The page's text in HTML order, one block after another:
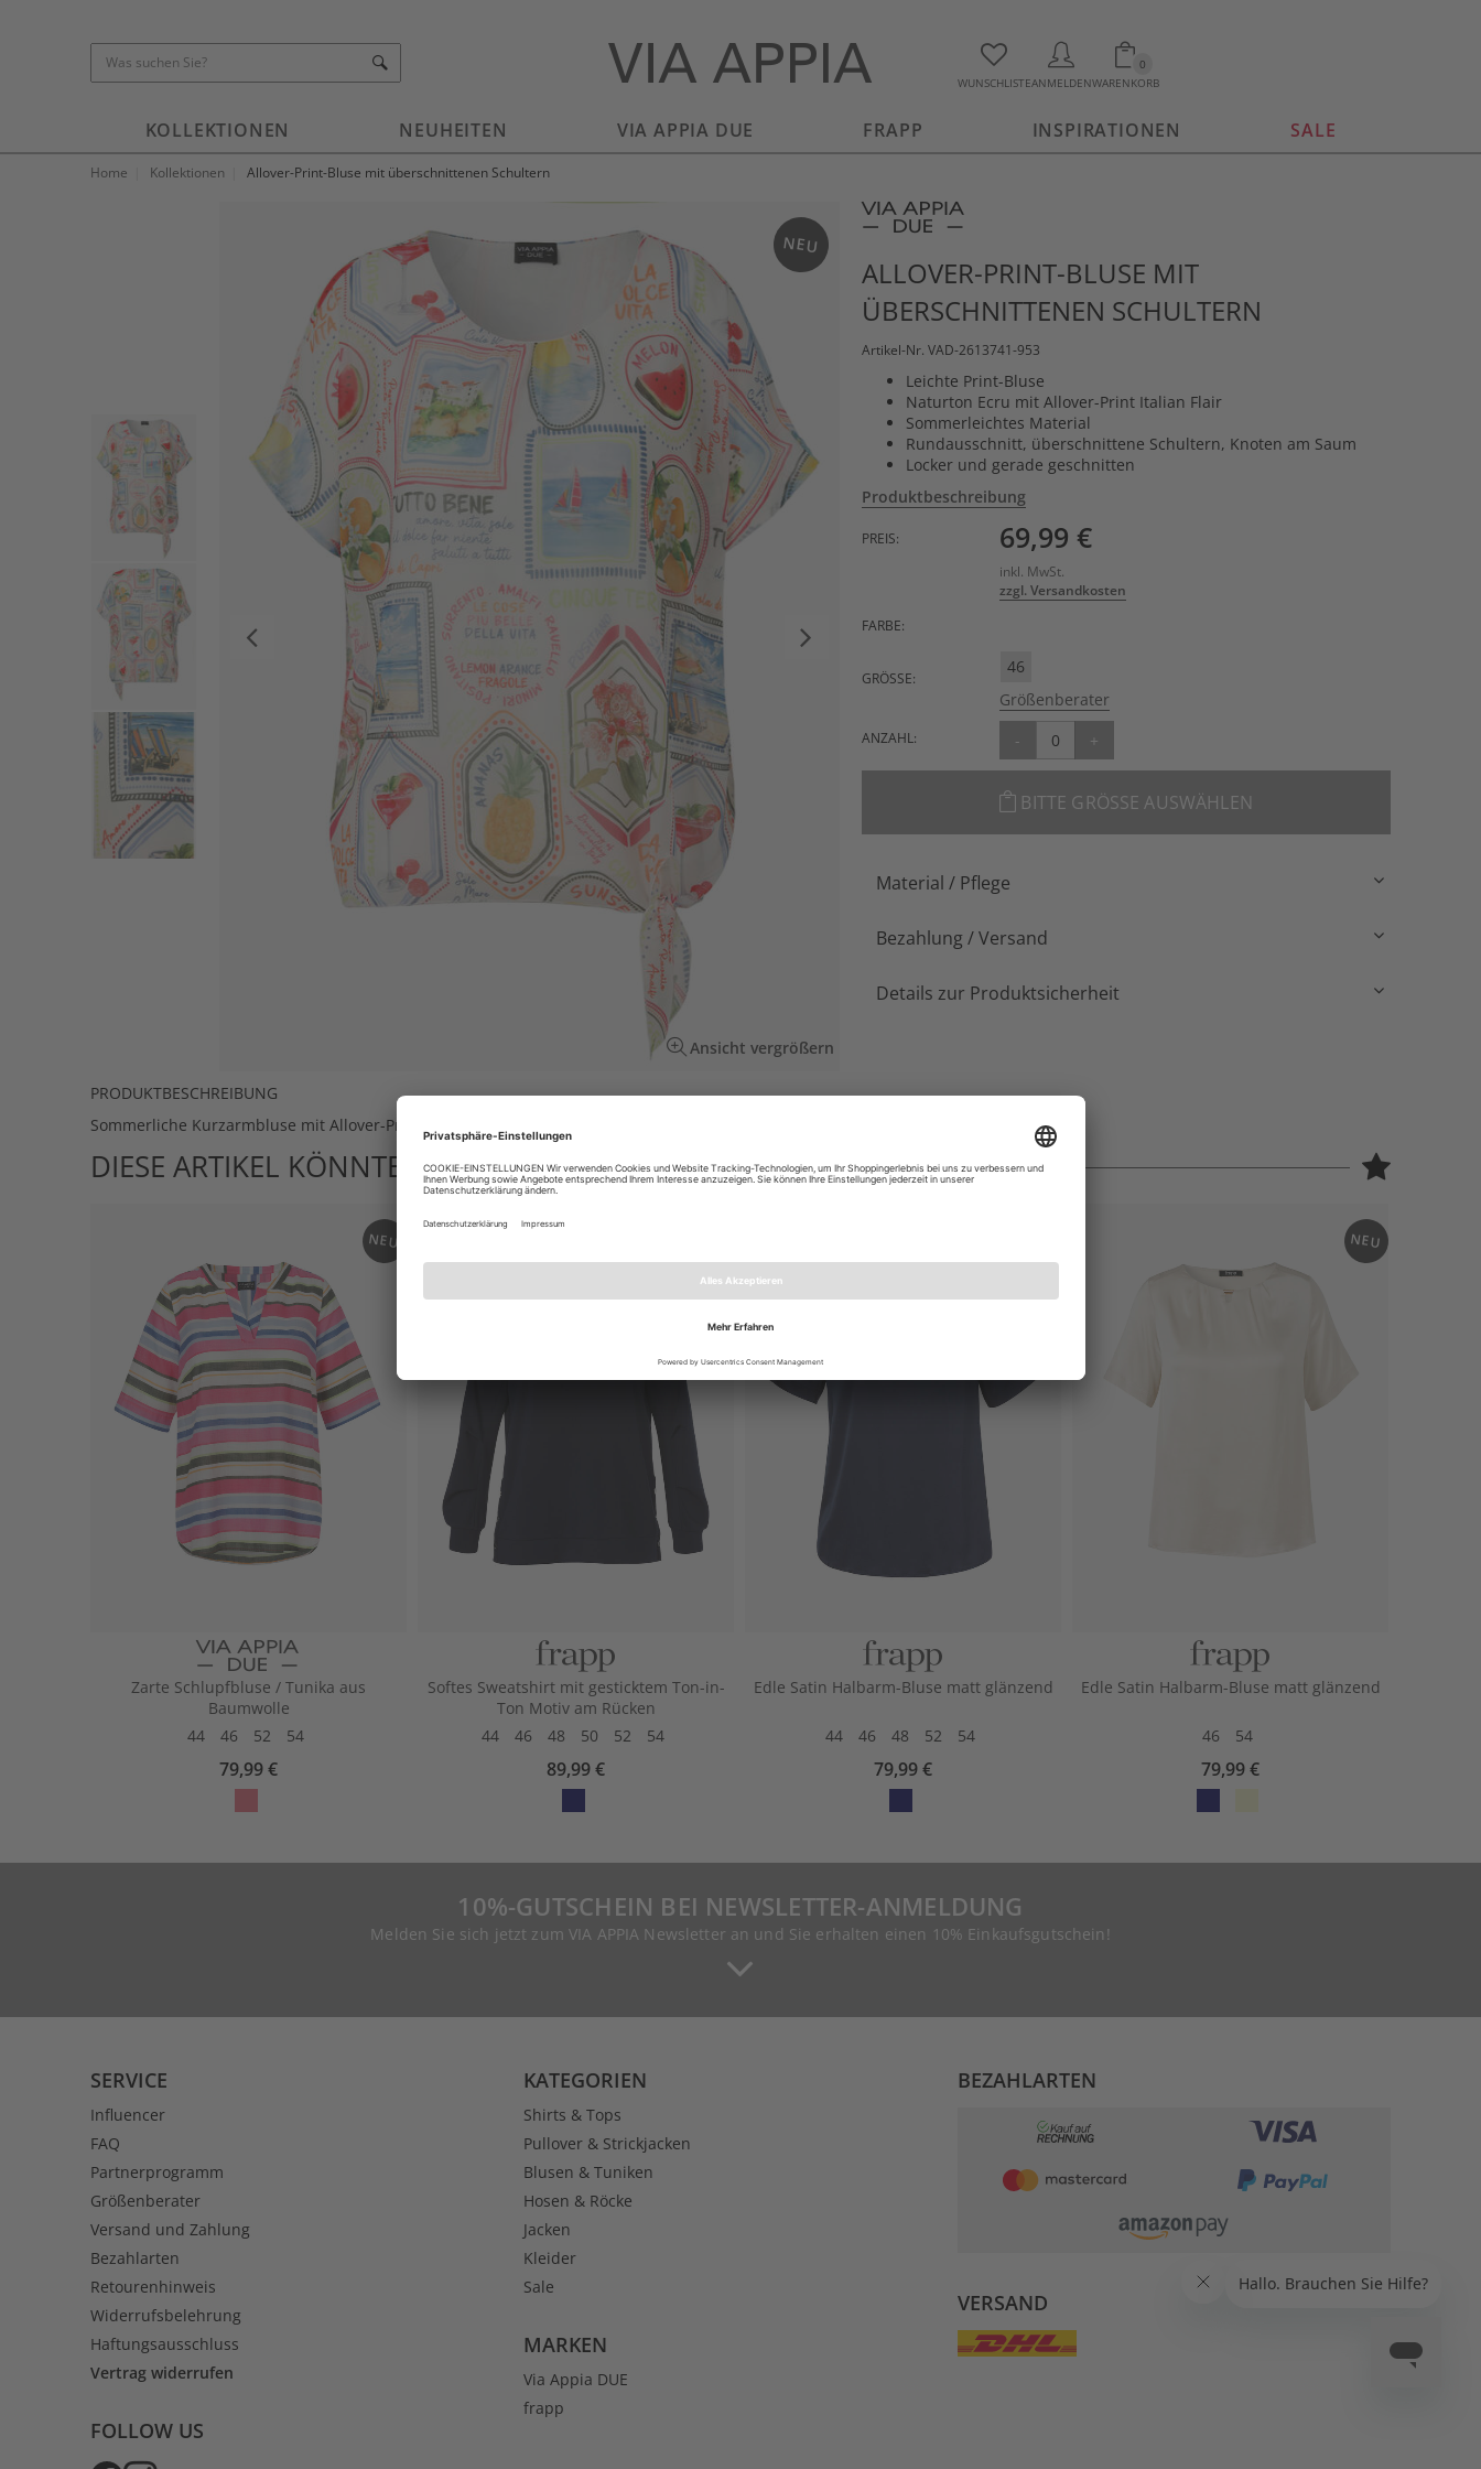
WUNSCHLISTEANMELDEN
0
WARENKORB
KOLLEKTIONEN NEUHEITEN VIA APPIA DUE FRAPP INSPIRATIONEN SALE
Home Kollektionen Allover-Print-Bluse mit überschnittenen Schultern
NEU
Ansicht vergrößern
PRODUKTBESCHREIBUNG
Sommerliche Kurzarmbluse mit Allover-Print aus Motiven und Slogans mit italienischem Flair.
ALLOVER-PRINT-BLUSE MIT
ÜBERSCHNITTENEN SCHULTERN
Artikel-Nr. VAD-2613741-953
Leichte Print-Bluse
Naturton Ecru mit Allover-Print Italian Flair
Sommerleichtes Material
Rundausschnitt, überschnittene Schultern, Knoten am Saum
Locker und gerade geschnitten
Produktbeschreibung
PREIS: 69,99 €
inkl. MwSt.
zzgl. Versandkosten
FARBE:
GRÖSSE:
46
Größenberater
ANZAHL: - +
BITTE GRÖSSE AUSWÄHLEN
Material / Pflege
Bezahlung / Versand
Details zur Produktsicherheit
DIESE ARTIKEL KÖNNTEN IHNEN AUCH GEFALLEN
NEU
Zarte Schlupfbluse / Tunika aus
Baumwolle
44
46 52 54
79,99 €
Softes Sweatshirt mit gesticktem Ton-in-
Ton Motiv am Rücken
44
46 48 50 52 54
89,99 €
Edle Satin Halbarm-Bluse matt glänzend
44 46 48 52 54
79,99 €
NEU
Edle Satin Halbarm-Bluse matt glänzend
46 54
79,99 €
10%-GUTSCHEIN BEI NEWSLETTER-ANMELDUNG
Melden Sie sich jetzt zum VIA APPIA Newsletter an und Sie erhalten einen 10% Einkaufsgutschein!
SERVICE
Influencer
FAQ
Partnerprogramm
Größenberater
Versand und Zahlung
Bezahlarten
Retourenhinweis
Widerrufsbelehrung
Haftungsausschluss
Vertrag widerrufen
FOLLOW US
KATEGORIEN
Shirts & Tops
Pullover & Strickjacken
Blusen & Tuniken
Hosen & Röcke
Jacken
Kleider
Sale
MARKEN
Via Appia DUE
frapp
BEZAHLARTEN
VERSAND